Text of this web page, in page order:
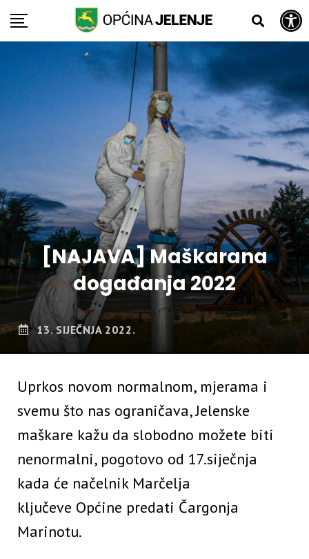
Open toolbar
Skip
[NAJAVA] Maškarana
događanja 2022
13. SIJEČNJA 2022.
Uprkos novom normalnom, mjerama i
svemu što nas ograničava, Jelenske
maškare kažu da slobodno možete biti
nenormalni, pogotovo od 17.siječnja
kada će načelnik Marčelja
ključeve Općine predati Čargonja
Marinotu.